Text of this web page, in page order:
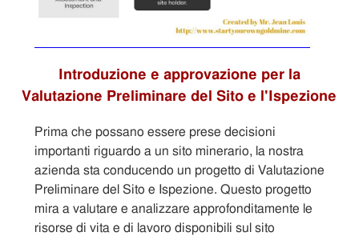
Introduzione e approvazione per la
Valutazione Preliminare del Sito e l'Ispezione
Prima che possano essere prese decisioni
importanti riguardo a un sito minerario, la nostra
azienda sta conducendo un progetto di Valutazione
Preliminare del Sito e Ispezione. Questo progetto
mira a valutare e analizzare approfonditamente le
risorse di vita e di lavoro disponibili sul sito